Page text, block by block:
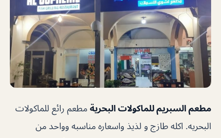
مطعم السبريم للماكولات البحرية مطعم رائع للماكولات
البحريه. اكله طازج و لذيذ واسعاره مناسبه وواحد من